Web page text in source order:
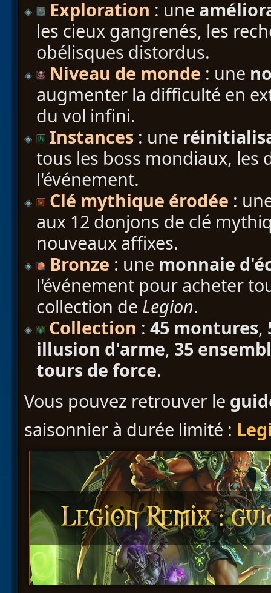
Exploration : une
les cieux gangrenés, les
obélisques distordus.
Niveau de monde : une
augmenter la difficulté en
du vol infini.
Instances : une
tous les boss mondiaux, les
l'événement.
Clé mythique érodée :
aux 12 donjons de clé
nouveaux affixes.
Bronze : une monnaie
l'événement pour acheter
collection de Legion.
Collection : 45 montures,
illusion d'arme, 35
tours de force.
Vous pouvez retrouver le
saisonnier à durée limité :